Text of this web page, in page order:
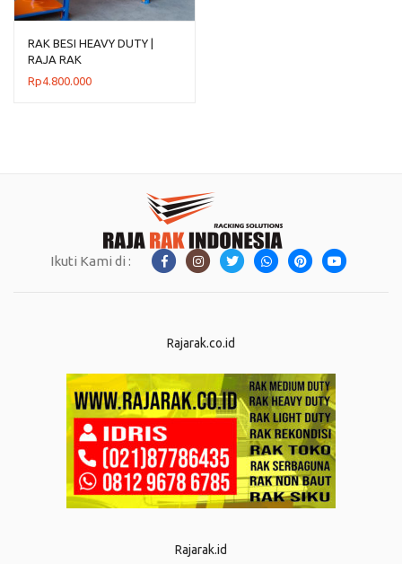
RAK BESI HEAVY DUTY |
RAJA RAK
Rp4.800.000
Ikuti Kami di :
Rajarak.co.id
Rajarak.id